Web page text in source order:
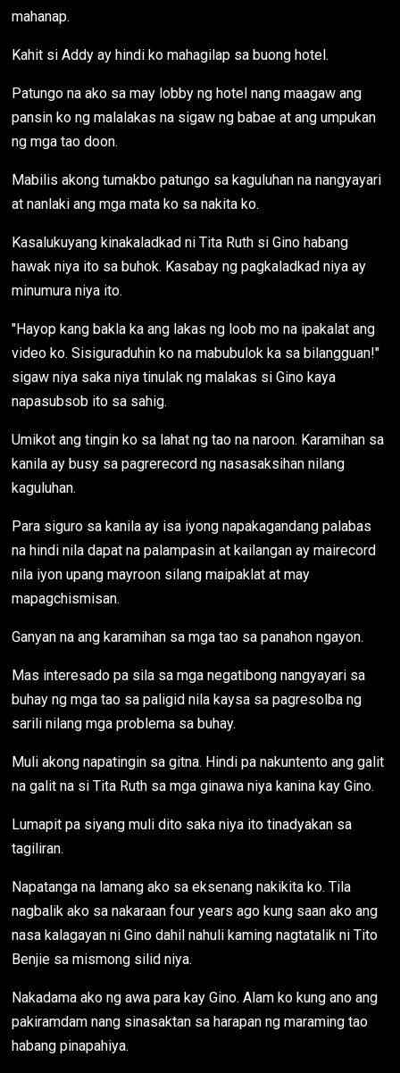
mahanap.
Kahit si Addy ay hindi ko mahagilap sa buong hotel.
Patungo na ako sa may lobby ng hotel nang maagaw ang
pansin ko ng malalakas na sigaw ng babae at ang umpukan
ng mga tao doon.
Mabilis akong tumakbo patungo sa kaguluhan na nangyayari
at nanlaki ang mga mata ko sa nakita ko.
Kasalukuyang kinakaladkad ni Tita Ruth si Gino habang
hawak niya ito sa buhok. Kasabay ng pagkaladkad niya ay
minumura niya ito.
"Hayop kang bakla ka ang lakas ng loob mo na ipakalat ang
video ko. Sisiguraduhin ko na mabubulok ka sa bilangguan!"
sigaw niya saka niya tinulak ng malakas si Gino kaya
napasubsob ito sa sahig.
Umikot ang tingin ko sa lahat ng tao na naroon. Karamihan sa
kanila ay busy sa pagrerecord ng nasasaksihan nilang
kaguluhan.
Para siguro sa kanila ay isa iyong napakagandang palabas
na hindi nila dapat na palampasin at kailangan ay mairecord
nila iyon upang mayroon silang maipaklat at may
mapagchismisan.
Ganyan na ang karamihan sa mga tao sa panahon ngayon.
Mas interesado pa sila sa mga negatibong nangyayari sa
buhay ng mga tao sa paligid nila kaysa sa pagresolba ng
sarili nilang mga problema sa buhay.
Muli akong napatingin sa gitna. Hindi pa nakuntento ang galit
na galit na si Tita Ruth sa mga ginawa niya kanina kay Gino.
Lumapit pa siyang muli dito saka niya ito tinadyakan sa
tagiliran.
Napatanga na lamang ako sa eksenang nakikita ko. Tila
nagbalik ako sa nakaraan four years ago kung saan ako ang
nasa kalagayan ni Gino dahil nahuli kaming nagtatalik ni Tito
Benjie sa mismong silid niya.
Nakadama ako ng awa para kay Gino. Alam ko kung ano ang
pakiramdam nang sinasaktan sa harapan ng maraming tao
habang pinapahiya.